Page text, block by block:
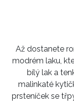
pracovat
zasílání novinek.
Chcete navíc
informace od
zpracováním
soukromí
Až dostanete
modrém laku,
bílý lak a
malinkaté
prsteníček se